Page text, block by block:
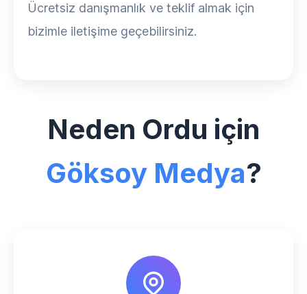
Ücretsiz danışmanlık ve teklif almak için
bizimle iletişime geçebilirsiniz.
Neden Ordu için
Göksoy Medya?